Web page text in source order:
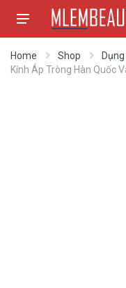
Home Shop
Kính Áp Tròng Hàn Quốc